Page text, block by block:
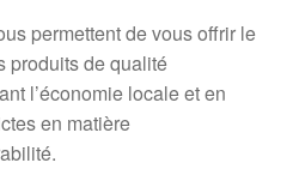
permettent de vous offrir le
produits de qualité
l’économie locale et en
en matière